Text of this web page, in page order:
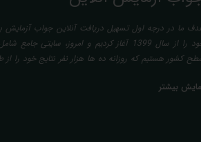
ما در درجه اول تسهیل دریافت آنلاین جواب آزمایش
خود را از سال 1399 آغاز کردیم و امروز،
کشور هستیم که روزانه ده ها هزار نفر نتایج خود را
با تایید و مهر پزشک متخصص) میباشد. رسالت ما
بیشتر